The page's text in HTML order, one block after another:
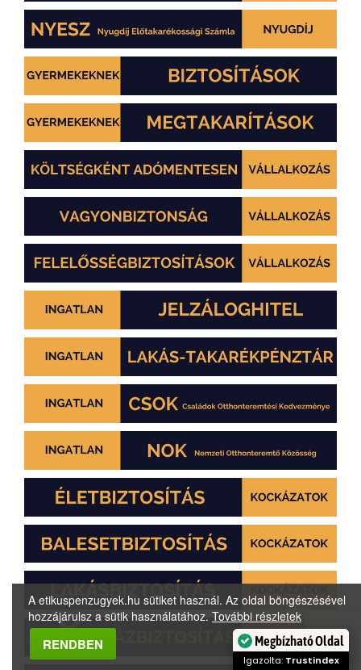
A etikuspenzugyek.hu sütiket használ. Az oldal böngészésével
hozzájárulsz a sütik használatához. További részletek
RENDBEN Megbízható Oldal
Igazolta: Trustindex